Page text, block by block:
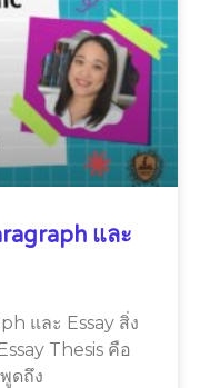
และ
และ Essay สิ่ง
Thesis คือ
ดถึง